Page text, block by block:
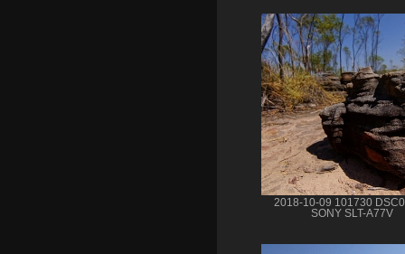
2018-10-09 101730
SONY SLT-A77V